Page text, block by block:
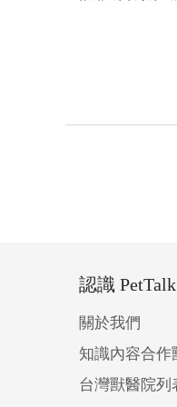
認識 PetTalk
關於我們
知識內容合作
台灣獸醫院列